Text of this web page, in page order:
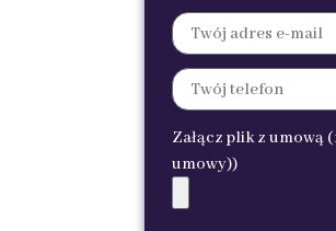
Załącz plik z umową
umowy))